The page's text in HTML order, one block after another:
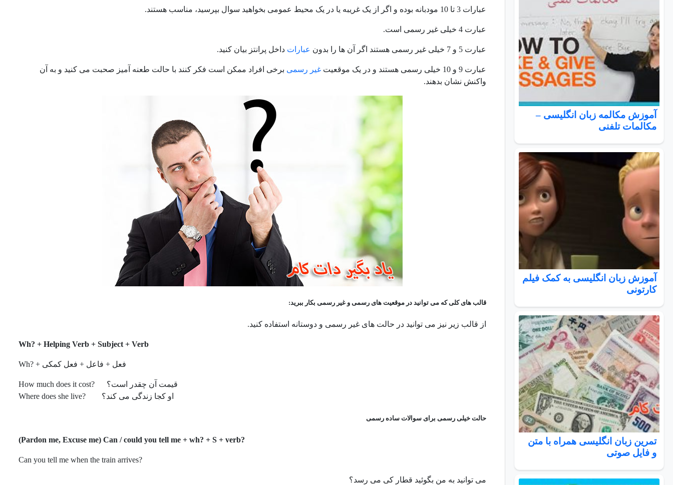
آموزش مکالمه زبان انگلیسی –
مکالمات تلفنی
آموزش زبان انگلیسی به کمک فیلم
کارتونی
تمرین زبان انگلیسی همراه با متن
و فایل صوتی
عبارات 3 تا 10 مودبانه بوده و اگر از یک غریبه یا در یک محیط عمومی بخواهید سوال بپرسید، مناسب هستند.
عبارت 4 خیلی غیر رسمی است.
عبارت 5 و 7 خیلی غیر رسمی هستند اگر آن ها را بدون عبارات داخل پرانتز بیان کنید.
عبارت 9 و 10 خیلی رسمی هستند و در یک موقعیت غیر رسمی برخی افراد ممکن است فکر کنند با حالت طعنه آمیز صحبت می کنید و به آن
واکنش نشان بدهند.
قالب های کلی که می توانید در موقعیت های رسمی و غیر رسمی بکار ببرید:
از قالب زیر نیز می توانید در حالت های غیر رسمی و دوستانه استفاده کنید.
Wh? +
Helping Verb+ Subject + Verb
فعل + فاعل + فعل کمکی +?Wh
قیمت آن چقدر است؟?
How much does it cost
و کجا زندگی می کند؟?
Where does she live
حالت خیلی رسمی برای سوالات ساده رسمی
?
Pardon me, Excuse me) Can / could you tell me + wh? + S + verb
)
?
Can you tell me when the train arrives
می توانید به من بگوئید قطار کی می رسد؟